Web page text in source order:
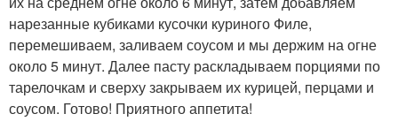
нарезанные кубиками кусочки куриного Филе,
перемешиваем, заливаем соусом и мы держим на огне
около 5 минут. Далее пасту раскладываем порциями по
тарелочкам и сверху закрываем их курицей, перцами и
соусом. Готово! Приятного аппетита!